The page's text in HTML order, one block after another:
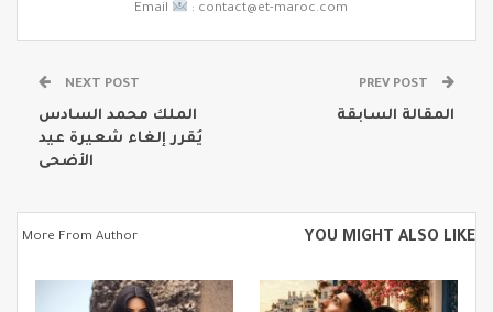
Email
: contact@et-maroc.com
المقالة السابقة
NEXT POST
الملك محمد السادس
يُقرر إلغاء شعيرة عيد
الأضحى
YOU MIGHT ALSO LIKE
More From Author